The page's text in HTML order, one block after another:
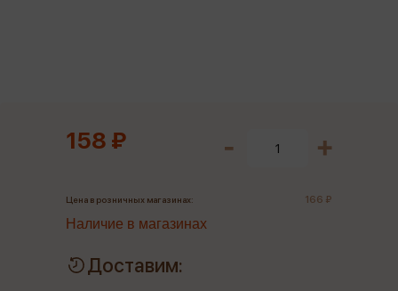
158 ₽
Цена в розничных магазинах: 166 ₽
Наличие в магазинах
Доставим: